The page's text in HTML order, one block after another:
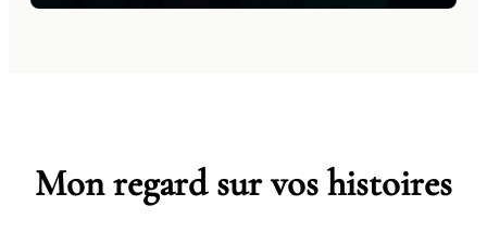
Mon regard sur vos histoires